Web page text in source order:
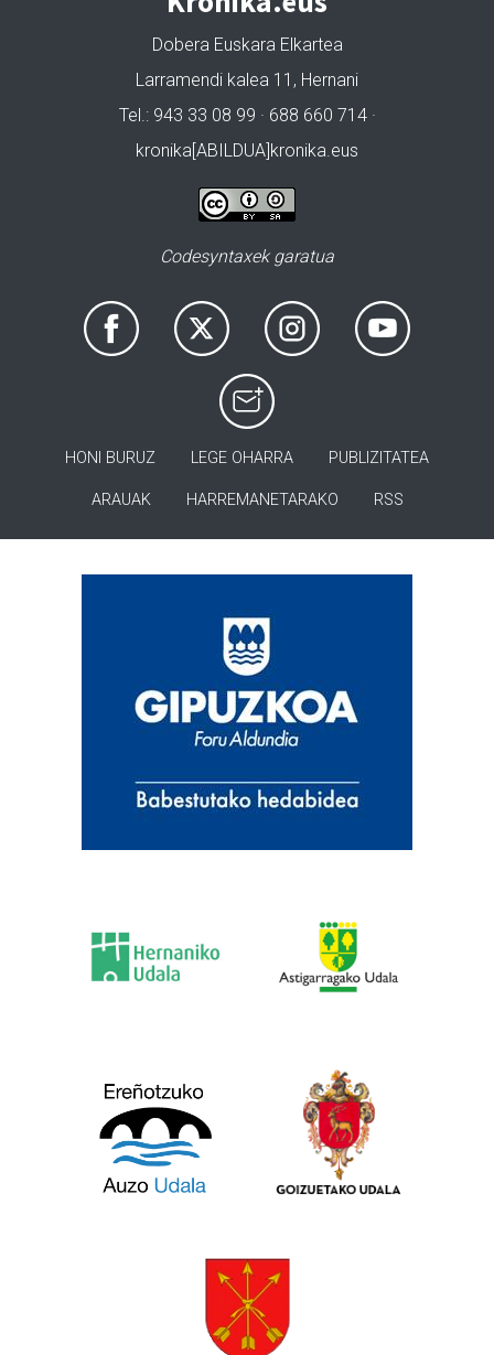
Dobera Euskara Elkartea
Larramendi kalea 11, Hernani
Tel.: 943 33 08 99 · 688 660 714 ·
kronika[ABILDUA]kronika.eus
Codesyntaxek garatua
HONI BURUZ LEGE OHARRA PUBLIZITATEA
ARAUAK HARREMANETARAKO RSS